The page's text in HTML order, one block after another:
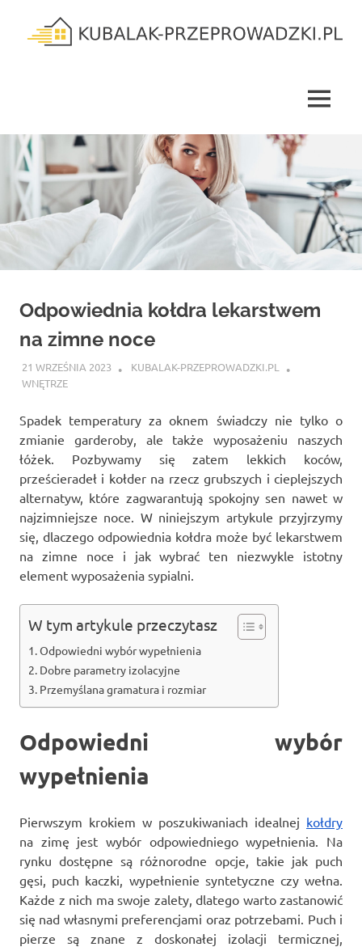
content
MENU
Odpowiednia kołdra lekarstwem
na zimne noce
21 WRZEŚNIA 2023
KUBALAK-PRZEPROWADZKI.PL
WNĘTRZE
Spadek temperatury za oknem świadczy nie tylko o
zmianie garderoby, ale także wyposażeniu naszych
łóżek. Pozbywamy się zatem lekkich koców,
prześcieradeł i kołder na rzecz grubszych i cieplejszych
alternatyw, które zagwarantują spokojny sen nawet w
najzimniejsze noce. W niniejszym artykule przyjrzymy
się, dlaczego odpowiednia kołdra może być lekarstwem
na zimne noce i jak wybrać ten niezwykle istotny
element wyposażenia sypialni.
W tym artykule przeczytasz
Odpowiedni wybór wypełnienia
Dobre parametry izolacyjne
Przemyślana gramatura i rozmiar
Odpowiedni wybór
wypełnienia
Pierwszym krokiem w poszukiwaniach idealnej kołdry
na zimę jest wybór odpowiedniego wypełnienia. Na
rynku dostępne są różnorodne opcje, takie jak puch
gęsi, puch kaczki, wypełnienie syntetyczne czy wełna.
Każde z nich ma swoje zalety, dlatego warto zastanowić
się nad własnymi preferencjami oraz potrzebami. Puch i
pierze są znane z doskonałej izolacji termicznej,